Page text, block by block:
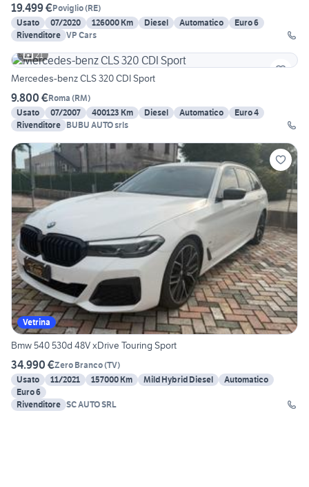
19.499 €Poviglio(RE)
Usato
07/2020 126000 Km Diesel Automatico
Euro 6
Rivenditore VP Cars
21
Mercedes-benz CLS 320 CDI Sport
9.800 €Roma (RM)
Usato
07/2007 400123 Km Diesel Automatico
Euro 4
Rivenditore BUBU AUTO srls
Vetrina
Bmw 540 530d 48V xDrive Touring Sport
34.990 €Zero Branco(TV)
Usato
11/2021 157000 Km Mild Hybrid Diesel
Automatico
Euro 6
Rivenditore SC AUTO SRL